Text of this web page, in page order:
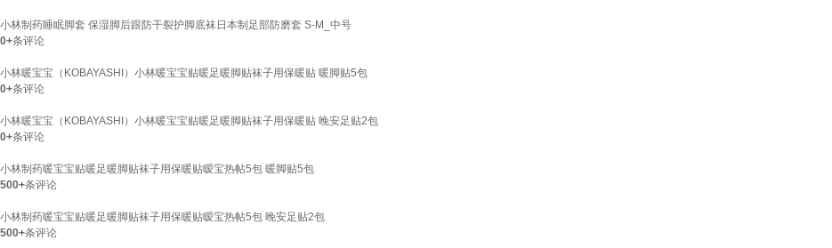
小林制药睡眠脚套 保湿脚后跟防干裂护脚底袜日本制足部防磨套 S-M_中号
0+条评论
小林暖宝宝（KOBAYASHI）小林暖宝宝贴暖足暖脚贴袜子用保暖贴 暖脚贴5包
0+条评论
小林暖宝宝（KOBAYASHI）小林暖宝宝贴暖足暖脚贴袜子用保暖贴 晚安足贴2包
0+条评论
小林制药暖宝宝贴暖足暖脚贴袜子用保暖贴暧宝热帖5包 暖脚贴5包
500+条评论
小林制药暖宝宝贴暖足暖脚贴袜子用保暖贴暧宝热帖5包 晚安足贴2包
500+条评论